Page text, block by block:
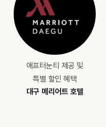
애프터눈티 제공 및
특별 할인 혜택
대구 메리어트 호텔